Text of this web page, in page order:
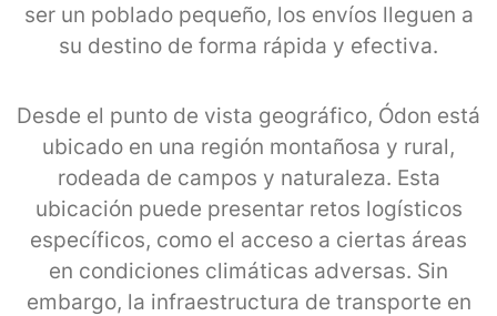
ser un poblado pequeño, los envíos lleguen a
su destino de forma rápida y efectiva.
Desde el punto de vista geográfico, Ódon está
ubicado en una región montañosa y rural,
rodeada de campos y naturaleza. Esta
ubicación puede presentar retos logísticos
específicos, como el acceso a ciertas áreas
en condiciones climáticas adversas. Sin
embargo, la infraestructura de transporte en